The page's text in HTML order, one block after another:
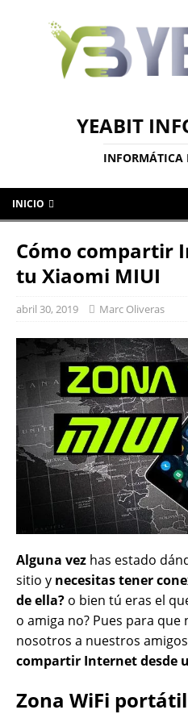
YEABIT
INFORMÁTICA
INICIO
Cómo compartir
tu Xiaomi MIUI
abril 30, 2019 Marc Oliveras
Alguna vez has estado
sitio y necesitas tener
de ella? o bien tú eras el
o amiga no? Pues para
nosotros a nuestros
compartir Internet desde
Zona WiFi